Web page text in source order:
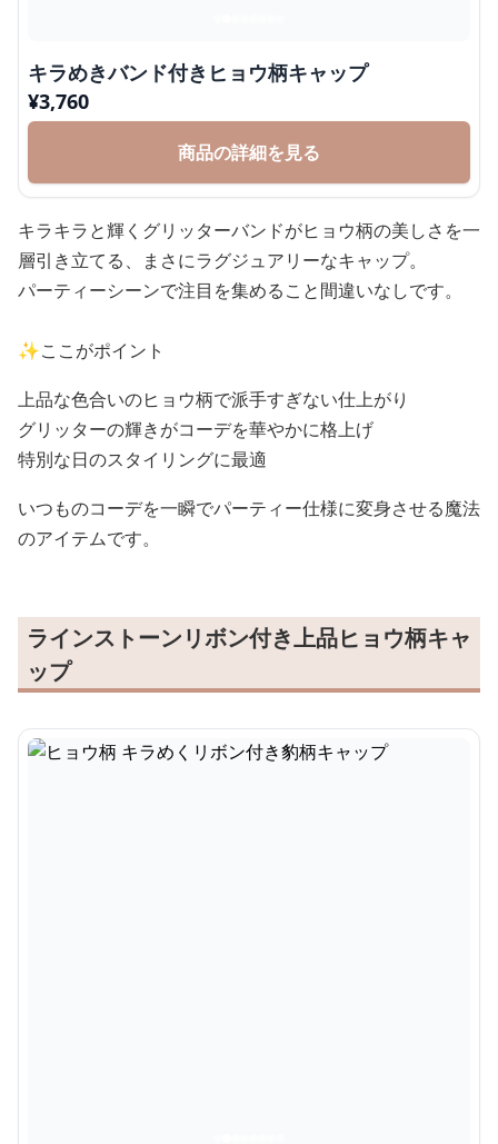
キラめきバンド付きヒョウ柄キャップ
¥3,760
商品の詳細を見る
キラキラと輝くグリッターバンドがヒョウ柄の美しさを一
層引き立てる、まさにラグジュアリーなキャップ。
パーティーシーンで注目を集めること間違いなしです。
✨ここがポイント
上品な色合いのヒョウ柄で派手すぎない仕上がり
グリッターの輝きがコーデを華やかに格上げ
特別な日のスタイリングに最適
いつものコーデを一瞬でパーティー仕様に変身させる魔法
のアイテムです。
ラインストーンリボン付き上品ヒョウ柄キャ
ップ